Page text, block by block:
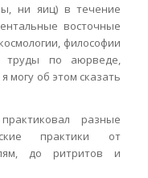
ни яиц) в течение
восточные
философии
труды по аюрведе,
могу об этом сказать
разные
практики от
до ритритов и